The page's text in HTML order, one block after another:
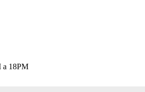
a 18PM